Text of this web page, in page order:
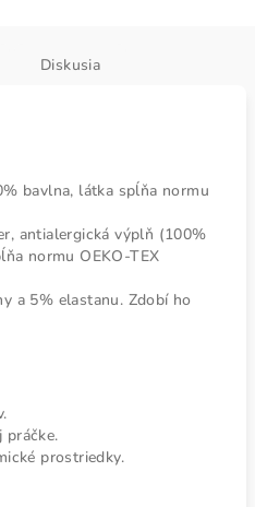
Diskusia
bavlna, látka spĺňa normu
antialergická výplň (100%
normu OEKO-TEX
a 5% elastanu. Zdobí ho
práčke.
prostriedky.